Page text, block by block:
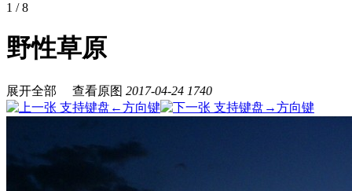
1 / 8
野性草原
展开全部 查看原图 2017-04-24 1740